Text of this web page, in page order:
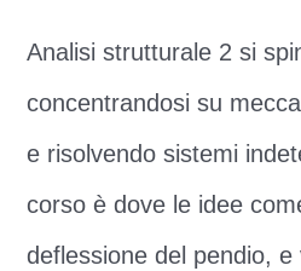
Analisi strutturale 2 si
concentrandosi su
e risolvendo sistemi
corso è dove le idee
deflessione del pendio,